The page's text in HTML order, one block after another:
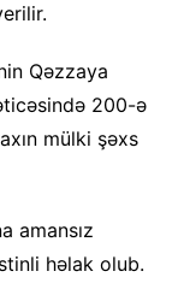
Qəzzaya
200-ə
mülki şəxs
amansız
həlak olub.